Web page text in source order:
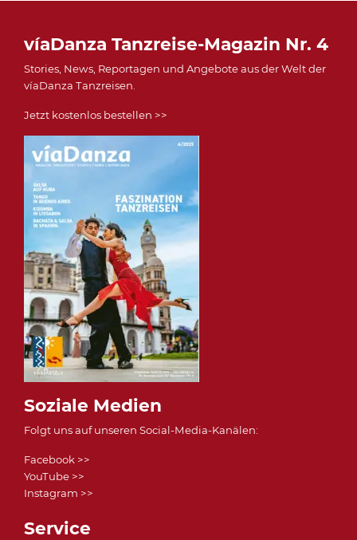
víaDanza Tanzreise-Magazin Nr. 4
Stories, News, Reportagen und Angebote aus der Welt der
víaDanza Tanzreisen.
Jetzt kostenlos bestellen >>
Soziale Medien
Folgt uns auf unseren Social-Media-Kanälen:
Facebook >>
YouTube >>
Instagram >>
Service